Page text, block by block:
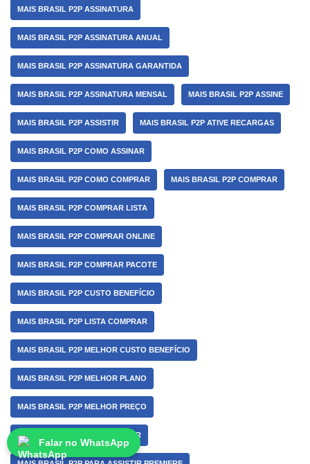
MAIS BRASIL P2P ASSINATURA
MAIS BRASIL P2P ASSINATURA ANUAL
MAIS BRASIL P2P ASSINATURA GARANTIDA
MAIS BRASIL P2P ASSINATURA MENSAL MAIS BRASIL P2P ASSINE
MAIS BRASIL P2P ASSISTIR MAIS BRASIL P2P ATIVE RECARGAS
MAIS BRASIL P2P COMO ASSINAR
MAIS BRASIL P2P COMO COMPRAR MAIS BRASIL P2P COMPRAR
MAIS BRASIL P2P COMPRAR LISTA
MAIS BRASIL P2P COMPRAR ONLINE
MAIS BRASIL P2P COMPRAR PACOTE
MAIS BRASIL P2P CUSTO BENEFÍCIO
MAIS BRASIL P2P LISTA COMPRAR
MAIS BRASIL P2P MELHOR CUSTO BENEFÍCIO
MAIS BRASIL P2P MELHOR PLANO
MAIS BRASIL P2P MELHOR PREÇO
MAIS BRASIL P2P PARA ASSINAR
Falar no WhatsApp